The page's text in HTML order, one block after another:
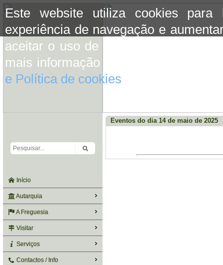
Este website utiliza cookies para
experiência de navegação e
aceitar o uso de cookies basta
mais informação consulte a
e Política de cookies
Início
Autarquia
A Freguesia
Visitar
Serviços
Contactos / Info
Eventos do dia 14 de maio de 2025